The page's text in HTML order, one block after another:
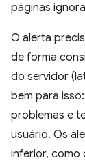
páginas
O alerta
de forma
do servidor
bem para
problemas e
usuário. Os
inferior, como